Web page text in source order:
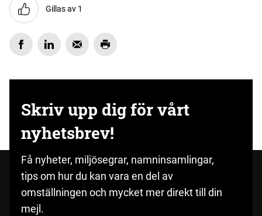
Gillas av 1
Skriv upp dig för vårt
nyhetsbrev!
Få nyheter, miljösegrar, namninsamlingar,
tips om hur du kan vara en del av
omställningen och mycket mer direkt till din
mejl.